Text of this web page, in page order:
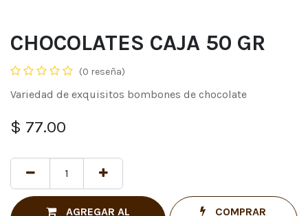
CHOCOLATES CAJA 50 GR
(0 reseña)
Variedad de exquisitos bombones de chocolate
$ 77.00
AGREGAR AL COMPRAR